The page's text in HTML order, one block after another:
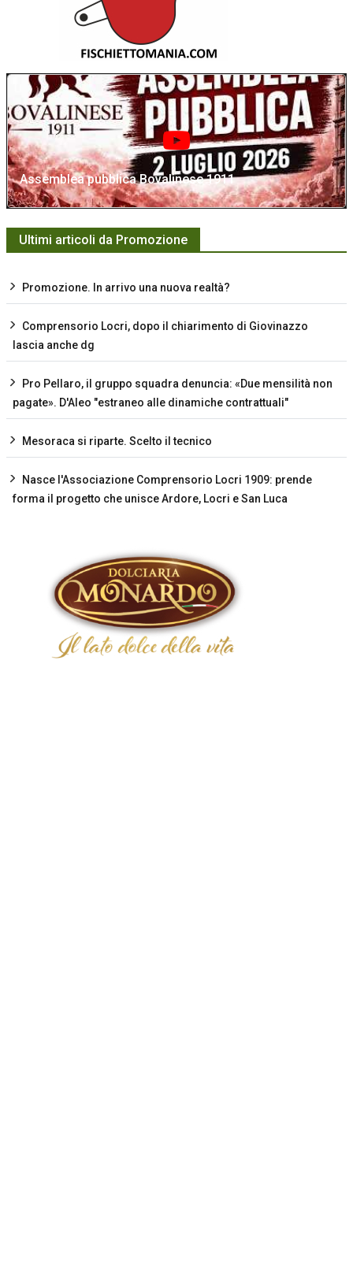
Assemblea pubblica Bovalinese 1911
Ultimi articoli da Promozione
Promozione. In arrivo una nuova realtà?
Comprensorio Locri, dopo il chiarimento di Giovinazzo
lascia anche dg
Pro Pellaro, il gruppo squadra denuncia: «Due mensilità non
pagate». D'Aleo "estraneo alle dinamiche contrattuali"
Mesoraca si riparte. Scelto il tecnico
Nasce l'Associazione Comprensorio Locri 1909: prende
forma il progetto che unisce Ardore, Locri e San Luca